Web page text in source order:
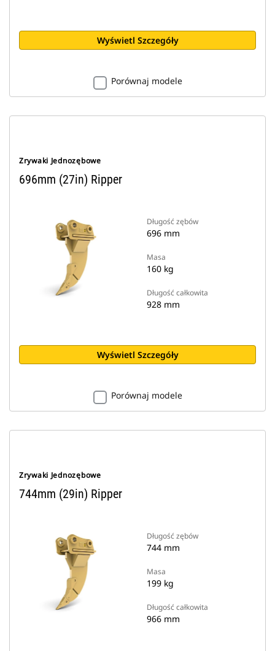
Wyświetl Szczegóły
Porównaj modele
Zrywaki Jednozębowe
696mm (27in) Ripper
Długość zębów
696 mm
Masa
160 kg
Długość całkowita
928 mm
Wyświetl Szczegóły
Porównaj modele
Zrywaki Jednozębowe
744mm (29in) Ripper
Długość zębów
744 mm
Masa
199 kg
Długość całkowita
966 mm